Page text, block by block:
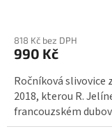
818 Kč bez DPH
990 Kč
Ročníková slivovice
2018, kterou R.
francouzském